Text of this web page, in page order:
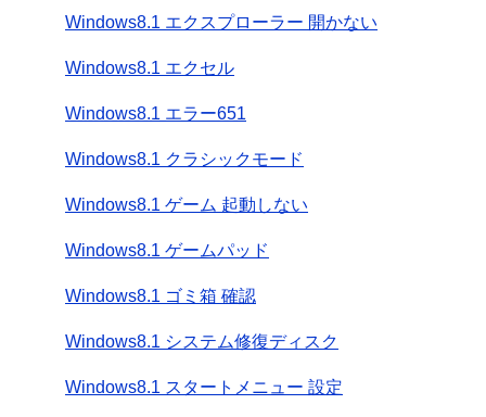
Windows8.1 エクスプローラー 開かない
Windows8.1 エクセル
Windows8.1 エラー651
Windows8.1 クラシックモード
Windows8.1 ゲーム 起動しない
Windows8.1 ゲームパッド
Windows8.1 ゴミ箱 確認
Windows8.1 システム修復ディスク
Windows8.1 スタートメニュー 設定